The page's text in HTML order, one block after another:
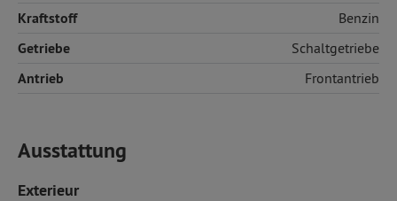
Kraftstoff Benzin
Getriebe Schaltgetriebe
Antrieb Frontantrieb
Ausstattung
Exterieur